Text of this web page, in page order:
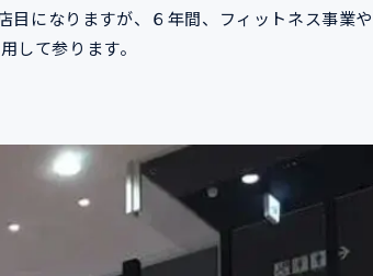
になりますが、６年間、フィットネス事業
して参ります。